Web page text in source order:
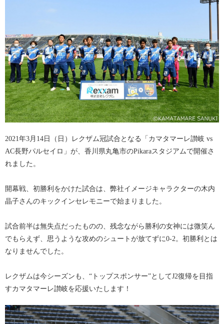
2021年3月14日（日）レクザム冠試合となる「カマタマーレ讃岐 vs
AC長野パルセイロ」が、香川県丸亀市のPikaraスタジアムで開催さ
れました。
開幕戦、初勝利をかけた試合は、弊社イメージキャラクターの木内
晶子さんのキックインセレモニーで始まりました。
試合前半は無失点だったものの、残念ながら勝利の女神には微笑ん
でもらえず、思うような攻めのシュートが放てずに0-2。初勝利とは
なりませんでした。
レクザムは今シーズンも、“トップスポンサー”としてJ2復帰を目指
すカマタマーレ讃岐を応援いたします！